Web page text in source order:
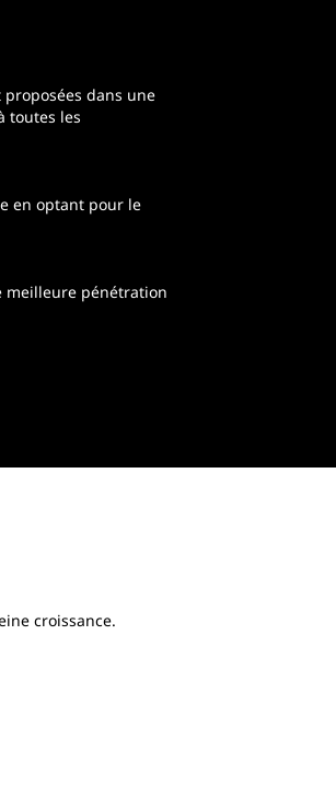
dans une
toutes les
en optant pour le
meilleure pénétration
croissance.